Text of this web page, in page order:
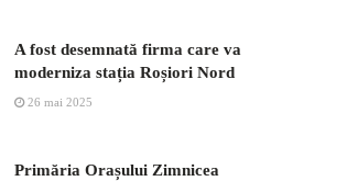
A fost desemnată firma care va
moderniza stația Roșiori Nord
26 mai 2025
Primăria Orașului Zimnicea